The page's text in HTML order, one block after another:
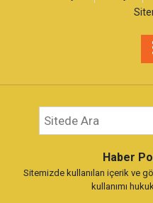
Haber
Sitemizde kullanılan içerik ve
kullanımı